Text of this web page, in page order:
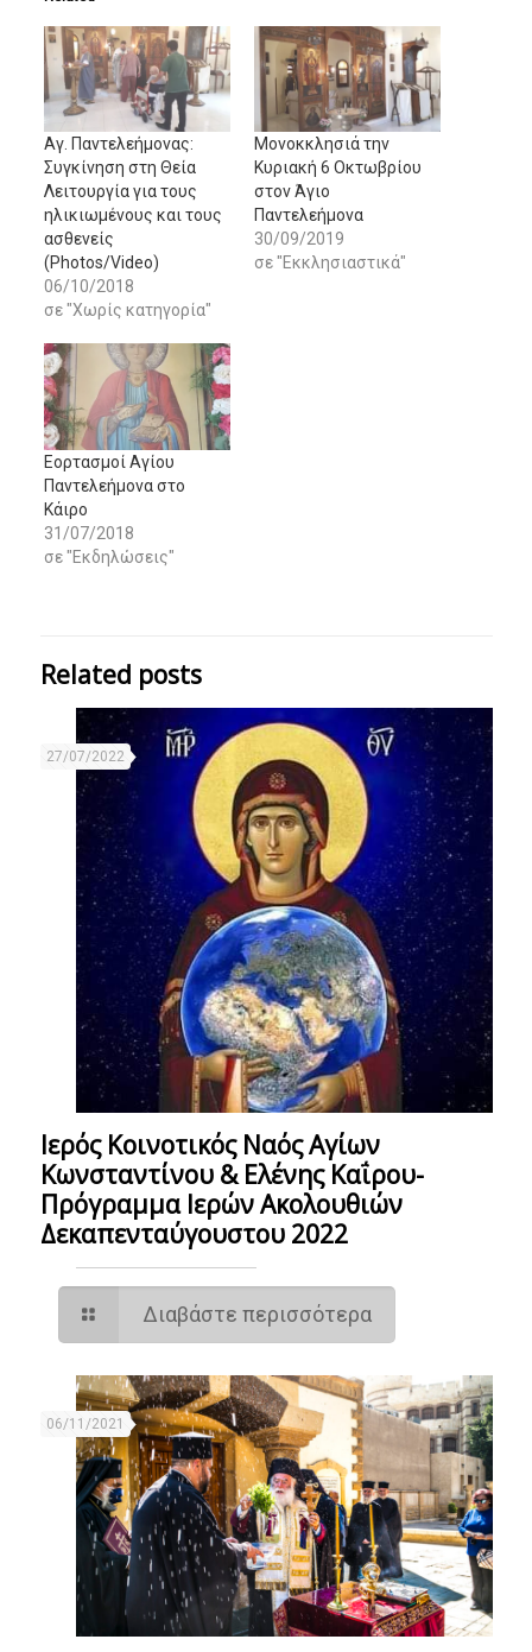
Aγ. Παντελεήμονας:
Συγκίνηση στη Θεία
Λειτουργία για τους
ηλικιωμένους και τους
ασθενείς
(Photos/Video)
06/10/2018
σε "Χωρίς κατηγορία"
Μονοκκλησιά την
Κυριακή 6 Οκτωβρίου
στον Άγιο
Παντελεήμονα
30/09/2019
σε "Εκκλησιαστικά"
Εορτασμοί Αγίου
Παντελεήμονα στο
Κάιρο
31/07/2018
σε "Εκδηλώσεις"
Related posts
27/07/2022
Ιερός Κοινοτικός Ναός Αγίων
Κωνσταντίνου & Ελένης Καΐρου-
Πρόγραμμα Ιερών Ακολουθιών
Δεκαπενταύγουστου 2022
Διαβάστε περισσότερα
06/11/2021